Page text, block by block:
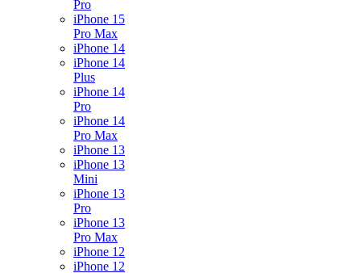
Pro
iPhone 15
Pro Max
iPhone 14
iPhone 14
Plus
iPhone 14
Pro
iPhone 14
Pro Max
iPhone 13
iPhone 13
Mini
iPhone 13
Pro
iPhone 13
Pro Max
iPhone 12
iPhone 12